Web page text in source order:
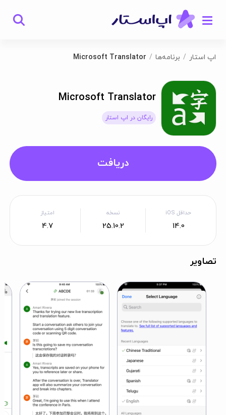
اپ استار برنامه‌ها Microsoft Translator
Microsoft Translator
رایگان در اپ استار
دریافت
حداقل iOS
14.0
نسخه
25.10.2
امتیاز
4.7
تصاویر